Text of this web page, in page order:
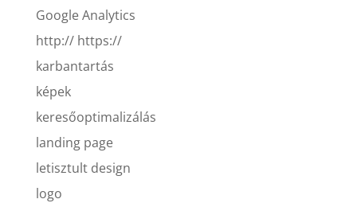
Google Analytics
http:// https://
karbantartás
képek
keresőoptimalizálás
landing page
letisztult design
logo